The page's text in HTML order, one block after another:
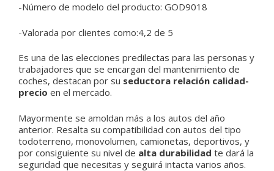
-Número de modelo del producto: GOD9018
-Valorada por clientes como:4,2 de 5
Es una de las elecciones predilectas para las personas y
trabajadores que se encargan del mantenimiento de
coches, destacan por su seductora relación calidad-
precio en el mercado.
Mayormente se amoldan más a los autos del año
anterior. Resalta su compatibilidad con autos del tipo
todoterreno, monovolumen, camionetas, deportivos, y
por consiguiente su nivel de alta durabilidad te dará la
seguridad que necesitas y seguirá intacta varios años.